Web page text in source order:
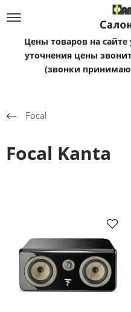
Цены товаров на
уточнения цены
(звонки
Focal
Focal Kanta